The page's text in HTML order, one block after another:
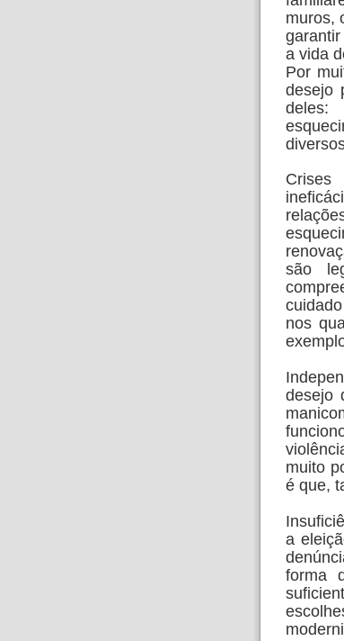
muros,
a vida
Por
desejo
deles:
Crises
são
nos
desejo
muito
é que,
a
forma